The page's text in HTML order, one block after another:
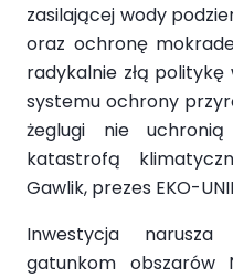
zasilającej wody
oraz ochronę
radykalnie złą
systemu ochrony
żeglugi nie
katastrofą
Gawlik, prezes EKO-
Inwestycja
gatunkom obszarów